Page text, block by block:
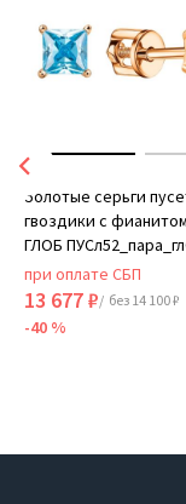
Золотые серьги
гвоздики с
ГЛОБ
при оплате СБП
13 677 ₽/ без 14 100 ₽
-40 %